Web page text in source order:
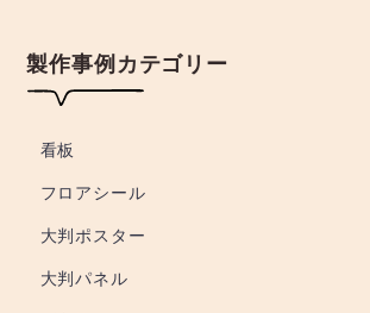
製作事例カテゴリー
看板
フロアシール
大判ポスター
大判パネル